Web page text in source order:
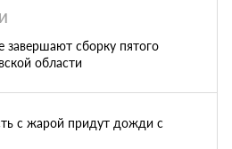
сборку пятого
области
с жарой придут дожди с